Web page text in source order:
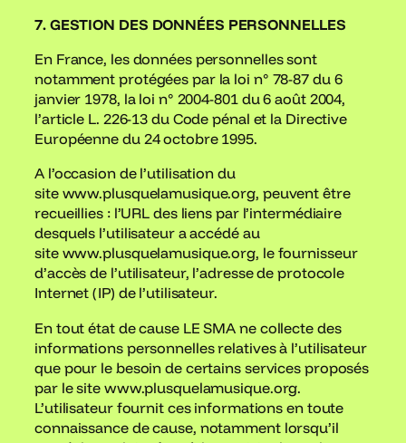
7. GESTION DES DONNÉES PERSONNELLES
En France, les données personnelles sont
notamment protégées par la loi n° 78-87 du 6
janvier 1978, la loi n° 2004-801 du 6 août 2004,
l’article L. 226-13 du Code pénal et la Directive
Européenne du 24 octobre 1995.
A l’occasion de l’utilisation du
site www.plusquelamusique.org, peuvent être
recueillies : l’URL des liens par l’intermédiaire
desquels l’utilisateur a accédé au
site www.plusquelamusique.org, le fournisseur
d’accès de l’utilisateur, l’adresse de protocole
Internet (IP) de l’utilisateur.
En tout état de cause LE SMA ne collecte des
informations personnelles relatives à l’utilisateur
que pour le besoin de certains services proposés
par le site www.plusquelamusique.org.
L’utilisateur fournit ces informations en toute
connaissance de cause, notamment lorsqu’il